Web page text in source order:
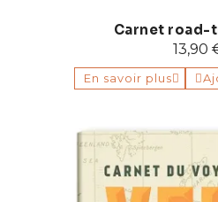
Carnet road-
13,90
En savoir plus